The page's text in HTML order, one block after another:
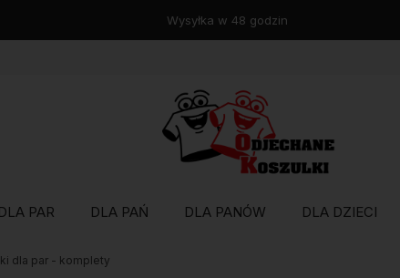
Wysyłka w 48 godzin
DLA PAR DLA PAŃ DLA PANÓW DLA DZIECI
dla par - komplety